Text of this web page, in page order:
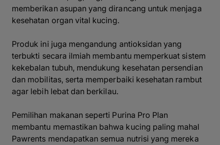
memberikan asupan yang dirancang untuk menjaga
kesehatan organ vital kucing.
Produk ini juga mengandung antioksidan yang
terbukti secara ilmiah membantu memperkuat sistem
kekebalan tubuh, mendukung kesehatan persendian
dan mobilitas, serta memperbaiki kesehatan rambut
agar lebih lebat dan berkilau.
Pemilihan makanan seperti Purina Pro Plan
membantu memastikan bahwa kucing paling mahal
Pawrents mendapatkan semua nutrisi yang mereka